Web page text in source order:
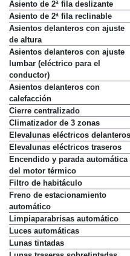
Asiento de 2ª fila deslizante
Asiento de 2ª fila reclinable
Asientos delanteros con ajuste
de altura
Asientos delanteros con ajuste
lumbar (eléctrico para el
conductor)
Asientos delanteros con
calefacción
Cierre centralizado
Climatizador de 3 zonas
Elevalunas eléctricos delanteros
Elevalunas eléctricos traseros
Encendido y parada automática
del motor térmico
Filtro de habitáculo
Freno de estacionamiento
automático
Limpiaparabrisas automático
Luces automáticas
Lunas tintadas